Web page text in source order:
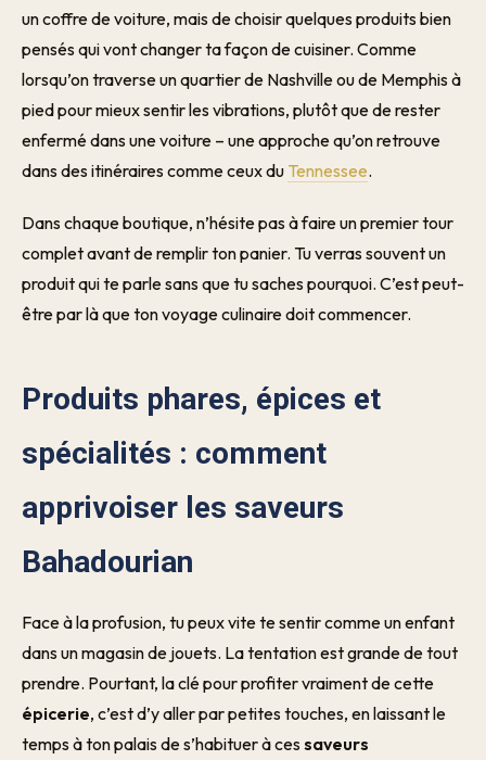
un coffre de voiture, mais de choisir quelques produits bien
pensés qui vont changer ta façon de cuisiner. Comme
lorsqu’on traverse un quartier de Nashville ou de Memphis à
pied pour mieux sentir les vibrations, plutôt que de rester
enfermé dans une voiture – une approche qu’on retrouve
dans des itinéraires comme ceux du Tennessee.
Dans chaque boutique, n’hésite pas à faire un premier tour
complet avant de remplir ton panier. Tu verras souvent un
produit qui te parle sans que tu saches pourquoi. C’est peut-
être par là que ton voyage culinaire doit commencer.
Produits phares, épices et
spécialités : comment
apprivoiser les saveurs
Bahadourian
Face à la profusion, tu peux vite te sentir comme un enfant
dans un magasin de jouets. La tentation est grande de tout
prendre. Pourtant, la clé pour profiter vraiment de cette
épicerie, c’est d’y aller par petites touches, en laissant le
temps à ton palais de s’habituer à ces saveurs